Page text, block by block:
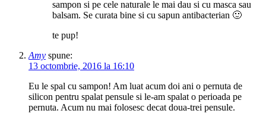
sampon si pe cele naturale le mai dau si cu masca sau
balsam. Se curata bine si cu sapun antibacterian 🙂
te pup!
Amy spune:
13 octombrie, 2016 la 16:10
Eu le spal cu sampon! Am luat acum doi ani o pernuta de
silicon pentru spalat pensule si le-am spalat o perioada pe
pernuta. Acum nu mai folosesc decat doua-trei pensule.